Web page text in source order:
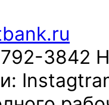
3842